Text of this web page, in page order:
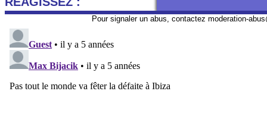
Pour signaler un abus, contactez moderation-